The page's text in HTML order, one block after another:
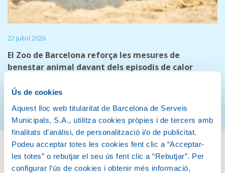
Ús de cookies
Aquest lloc web titularitat de Barcelona de Serveis
Municipals, S.A., utilitza cookies pròpies i de tercers amb
finalitats d’anàlisi, de personalització i/o de publicitat.
Podeu acceptar totes les cookies fent clic a “Acceptar-
les totes” o rebutjar el seu ús fent clic a “Rebutjar”. Per
configurar l’ús de cookies i obtenir més informació,
22 juliol 2026
El Zoo de Barcelona reforça les mesures de
benestar animal davant dels episodis de calor
ventilació i els espais de bany
Veure més notícies
Conservem la natura